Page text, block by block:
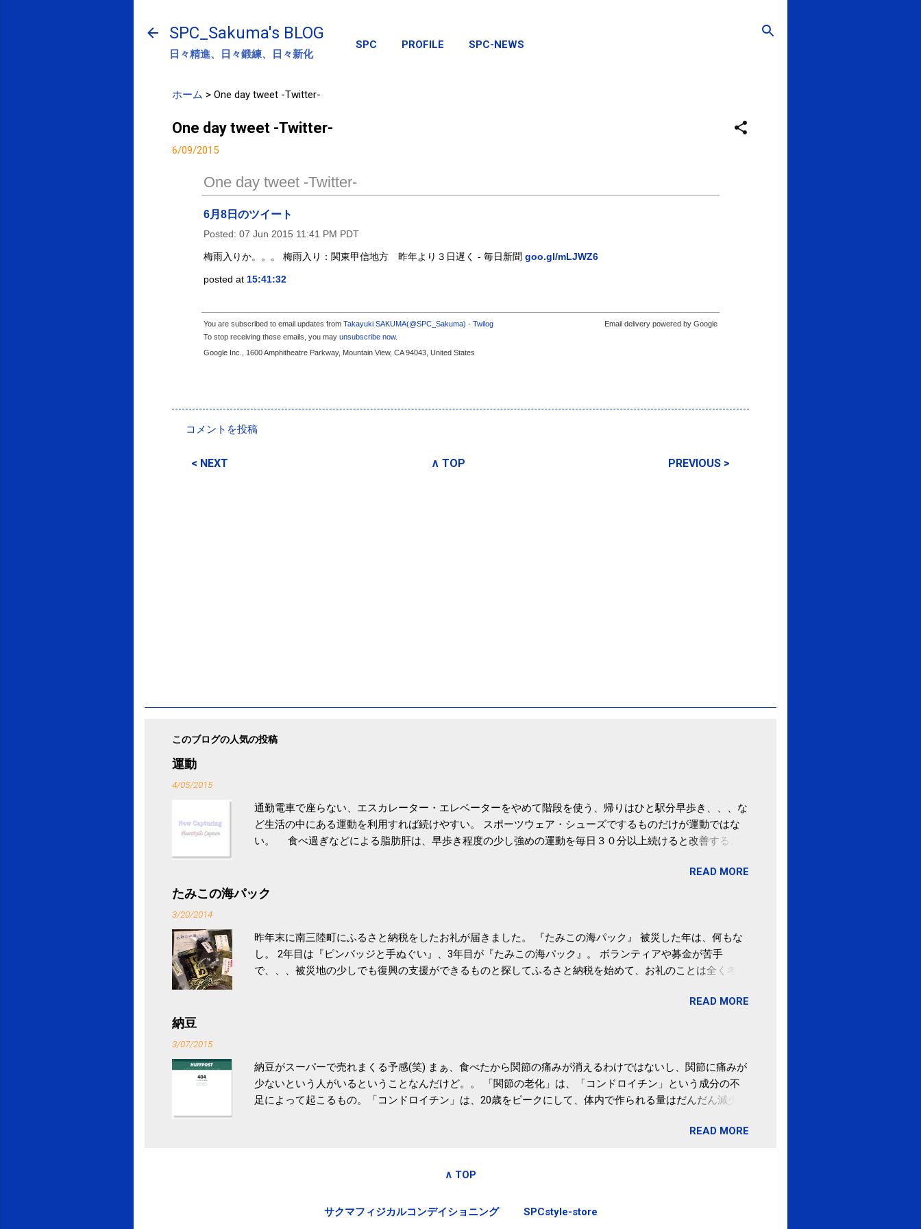
SPC_Sakuma's BLOG
日々精進、日々鍛練、日々新化
SPC PROFILE SPC-NEWS
ホーム > One day tweet -Twitter-
One day tweet -Twitter-
6/09/2015
One day tweet -Twitter-
6月8日のツイート
Posted: 07 Jun 2015 11:41 PM PDT
梅雨入りか。。。 梅雨入り：関東甲信地方 昨年より３日遅く - 毎日新聞 goo.gl/mLJWZ6
posted at 15:41:32
You are subscribed to email updates from Takayuki SAKUMA(@SPC_Sakuma) - Twilog
To stop receiving these emails, you may unsubscribe now.
Email delivery powered by Google
Google Inc., 1600 Amphitheatre Parkway, Mountain View, CA 94043, United States
メ
コメントを投稿
< NEXT ∧ TOP PREVIOUS >
このブログの人気の投稿
運動
4/05/2015
通勤電車で座らない、エスカレーター・エレベーターをやめて階段を使う、帰りはひと駅分早歩き、、、な
ど生活の中にある運動を利用すれば続けやすい。 スポーツウェア・シューズでするものだけが運動ではな
い。 食べ過ぎなどによる脂肪肝は、早歩き程度の少し強めの運動を毎日３０分以上続けると改善する、
ル性脂肪性肝疾患。体重は減らなくても効果があるという。 正田教授は「汗ばむ程度の運動を毎日３０分
続けることが有用」としている。 脂肪肝、毎日３０分の早歩きで改善 筑波大「減量しなくても効果」 -
READ MORE
たみこの海パック
3/20/2014
昨年末に南三陸町にふるさと納税をしたお礼が届きました。 『たみこの海パック』 被災した年は、何もな
し。 2年目は『ピンバッジと手ぬぐい』、3年目が『たみこの海パック』。 ボランティアや募金が苦手
で、、、被災地の少しでも復興の支援ができるものと探してふるさと納税を始めて、お礼のことは全く考え
税になるということもあって始めたのですが、節税になるほど稼げていないのでこちらの目的は......。 総務
READ MORE
納豆
3/07/2015
納豆がスーパーで売れまくる予感(笑) まぁ、食べたから関節の痛みが消えるわけではないし、関節に痛みが
少ないという人がいるということなんだけど。。 「関節の老化」は、「コンドロイチン」という成分の不
足によって起こるもの。「コンドロイチン」は、20歳をピークにして、体内で作られる量はだんだん減少し
いためには、食生活で「コンドロイチン」を補うことが大切。そして「コンドロイチン」という成分は、納
豆」！ 1日1パックでコンドロイチン補給 | セルフドクターニュース 賞味期限は気にしたことがなかった。
味しい食べかた」は、 ・賞味期限ギリギリで食べる。 ・白い泡が全体に行き渡る程度かき混ぜる。 ・タレ
READ MORE
∧ TOP
サクマフィジカルコンデイショニング SPCstyle-store